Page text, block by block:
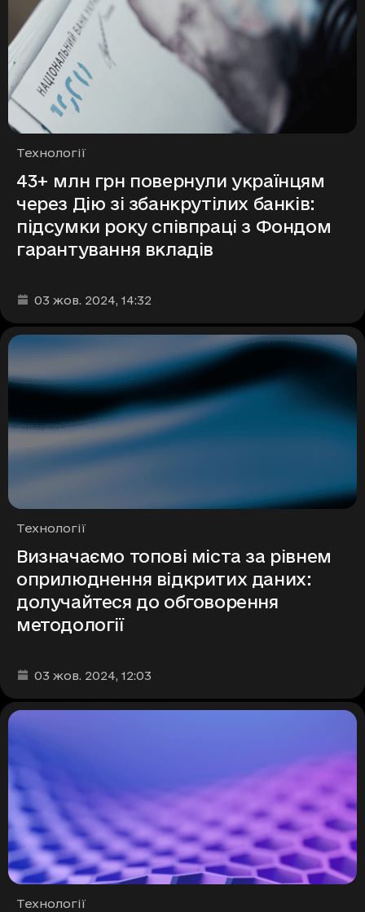
Рубрики
Технології
43+ млн грн повернули українцям
через Дію зі збанкрутілих банків:
підсумки року співпраці з Фондом
гарантування вкладів
Дата та час публікації
03 жов. 2024, 14:32
Рубрики
Технології
Визначаємо топові міста за рівнем
оприлюднення відкритих даних:
долучайтеся до обговорення
методології
Дата та час публікації
03 жов. 2024, 12:03
Рубрики
Технології